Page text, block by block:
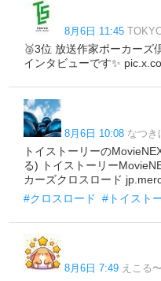
8月6日 11:45
🥉3位 放送作家ポーカーズ
インタビューです✨
8月6日 10:08 なつき
トイストーリーの
る) トイストーリー
カーズクロスロード
#クロスロード
#トイスト
8月6日 7:49 えこる